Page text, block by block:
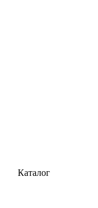
Каталог